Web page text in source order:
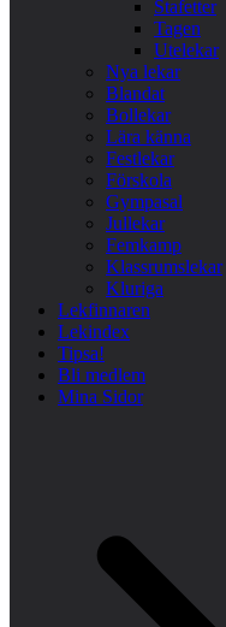
Stafetter
Tagen
Utelekar
Nya lekar
Blandat
Bollekar
Lära känna
Festlekar
Förskola
Gympasal
Jullekar
Femkamp
Klassrumslekar
Kluriga
Lekfinnaren
Lekindex
Tipsa!
Bli medlem
Mina Sidor